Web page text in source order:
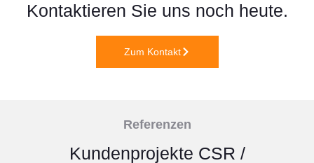
Kontaktieren Sie uns noch heute.
Zum Kontakt
Referenzen
Kundenprojekte CSR /